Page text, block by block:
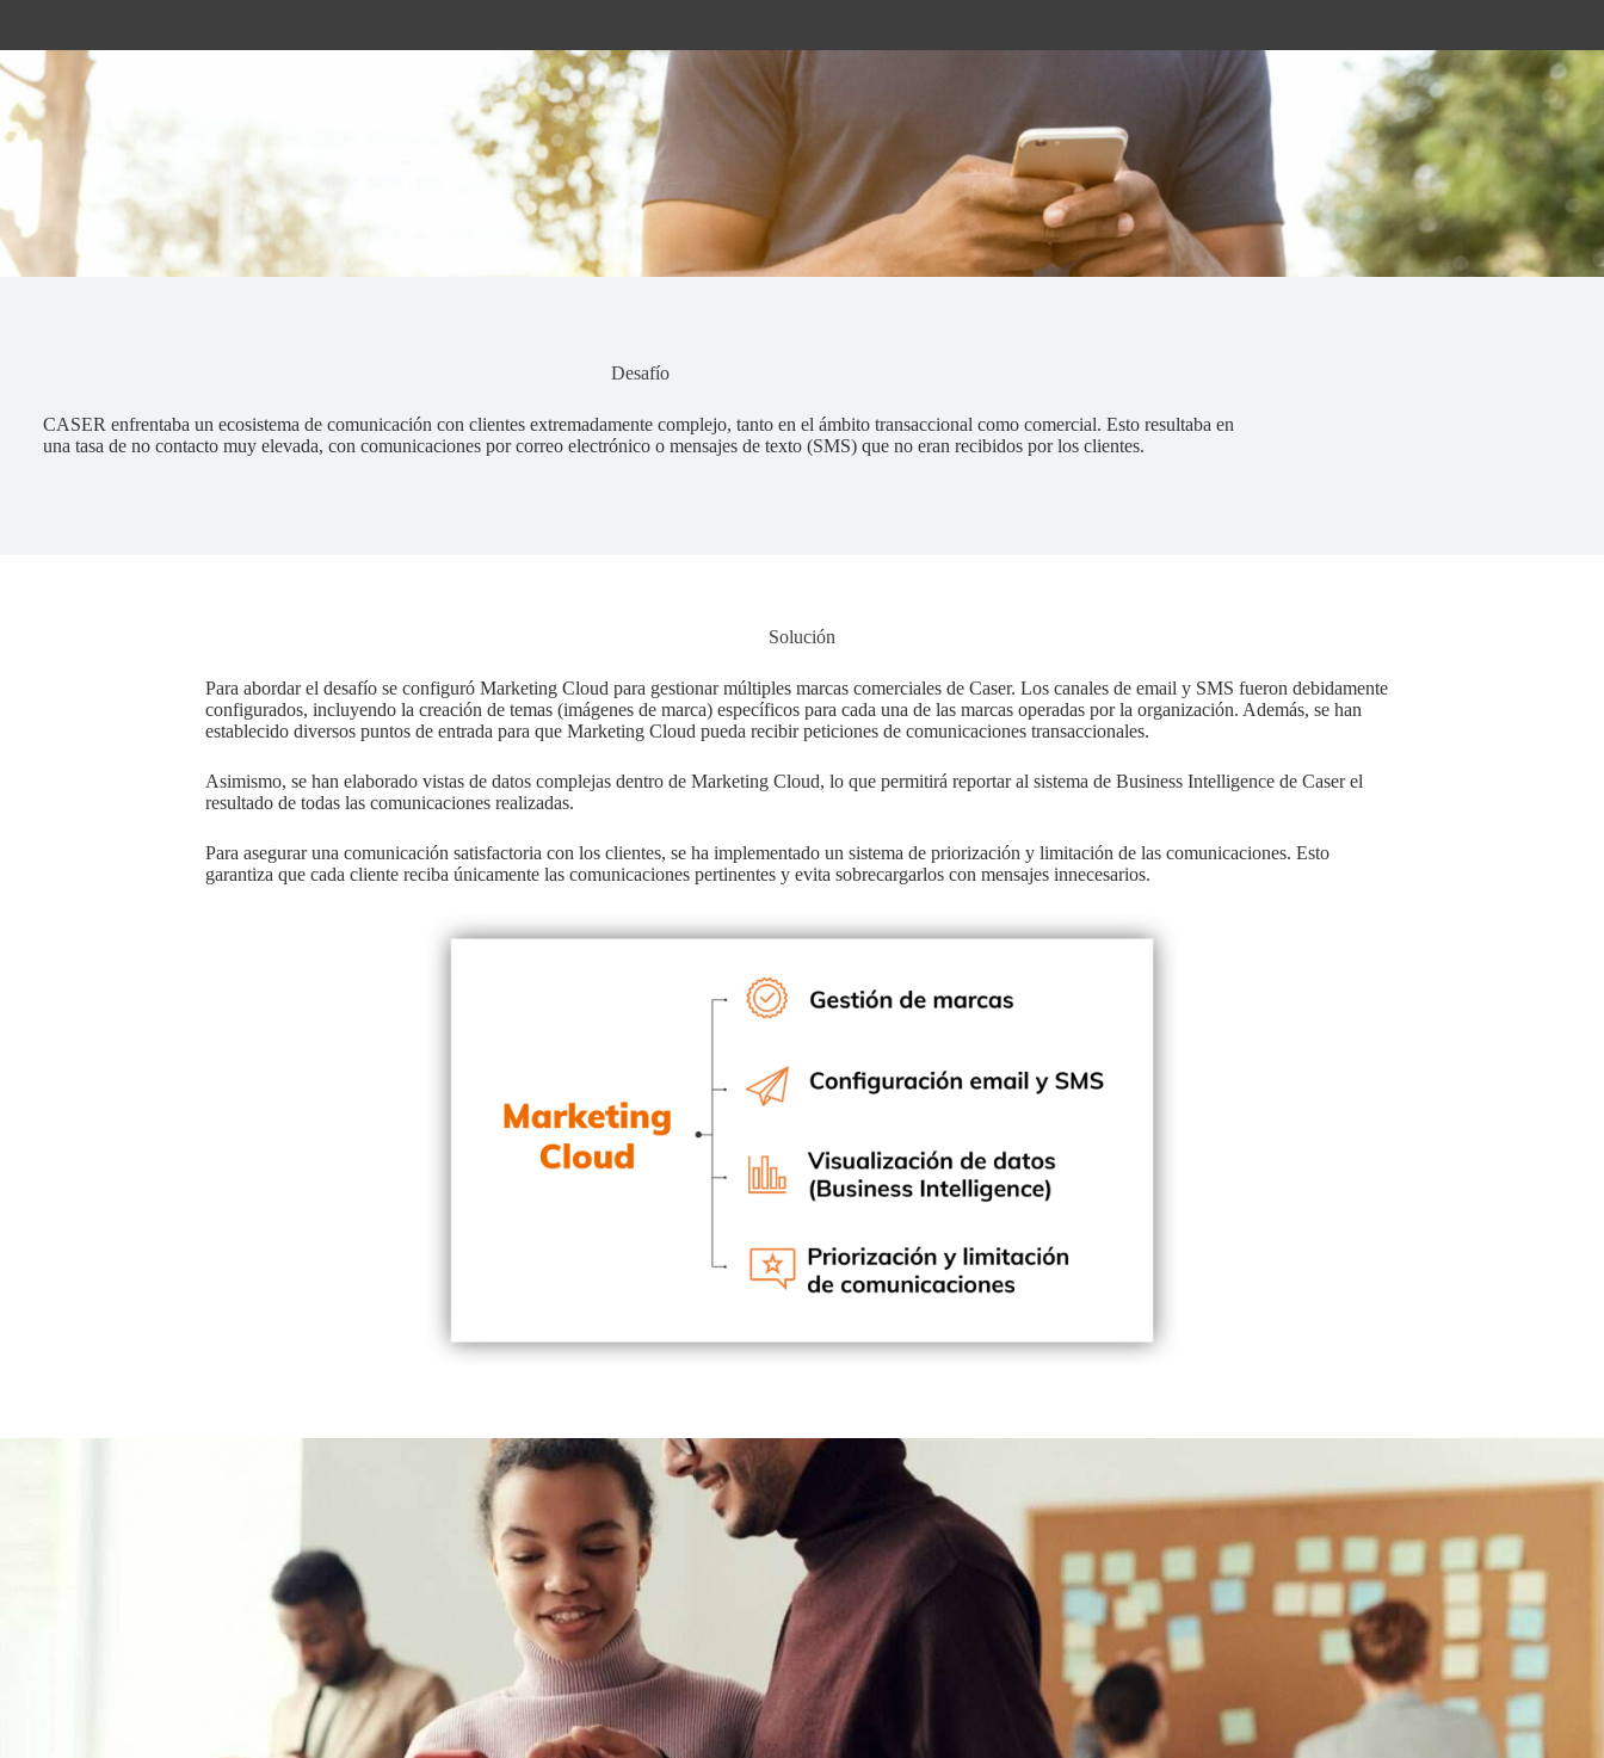
Desafío
CASER enfrentaba un ecosistema de comunicación con clientes extremadamente complejo, tanto en el ámbito transaccional como comercial. Esto resultaba en
una tasa de no contacto muy elevada, con comunicaciones por correo electrónico o mensajes de texto (SMS) que no eran recibidos por los clientes.
Solución
Para abordar el desafío se configuró Marketing Cloud para gestionar múltiples marcas comerciales de Caser. Los canales de email y SMS fueron debidamente
configurados, incluyendo la creación de temas (imágenes de marca) específicos para cada una de las marcas operadas por la organización. Además, se han
establecido diversos puntos de entrada para que Marketing Cloud pueda recibir peticiones de comunicaciones transaccionales.
Asimismo, se han elaborado vistas de datos complejas dentro de Marketing Cloud, lo que permitirá reportar al sistema de Business Intelligence de Caser el
resultado de todas las comunicaciones realizadas.
Para asegurar una comunicación satisfactoria con los clientes, se ha implementado un sistema de priorización y limitación de las comunicaciones. Esto
garantiza que cada cliente reciba únicamente las comunicaciones pertinentes y evita sobrecargarlos con mensajes innecesarios.